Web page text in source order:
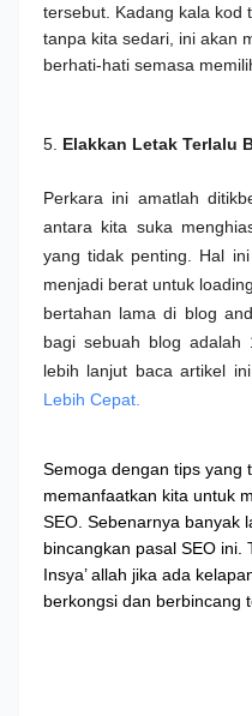
tersebut. Kadang kala kod
tanpa kita sedari, ini akan
berhati-hati semasa
5. Elakkan Letak Terlalu
Perkara ini amatlah
antara kita suka
yang tidak penting. Hal
menjadi berat untuk
bertahan lama di blog
bagi sebuah blog adalah
lebih lanjut baca artikel
Lebih Cepat.
Semoga dengan tips yang
memanfaatkan kita untuk
SEO. Sebenarnya banyak
bincangkan pasal SEO ini.
Insya’ allah jika ada
berkongsi dan berbincang